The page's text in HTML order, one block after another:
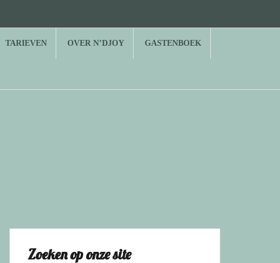
TARIEVEN OVER N’DJOY GASTENBOEK
Zoeken op onze site